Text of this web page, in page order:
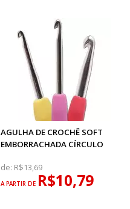
AGULHA DE CROCHÊ SOFT
EMBORRACHADA CÍRCULO
de: R$13,69
A PARTIR DE R$10,79